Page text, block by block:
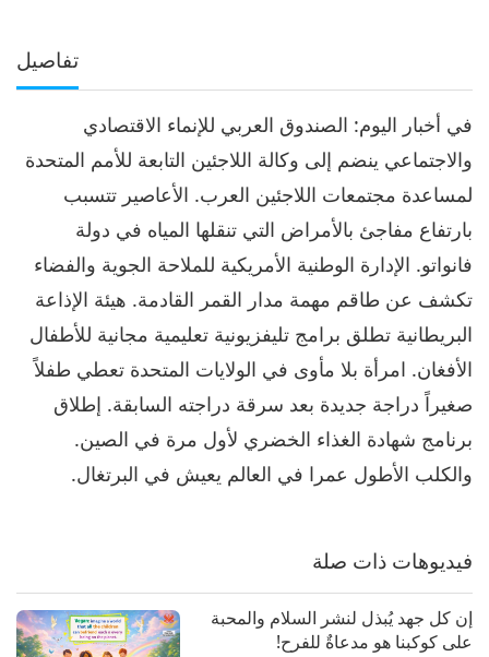
4
أخبار جديرة بالاهتمام 2023-05-04 2532 الآراء
42:20
أخبار جديرة بالاهتمام
أخبار جديرة بالاهتمام 2023-05-05 2998 الآراء
45:33
أخبار جديرة بالاهتمام
أخبار جديرة بالاهتمام 2023-05-06 2291 الآراء
أخبار جديرة بالاهتمام
أخبار جديرة بالاهتمام 2023-05-07 2607الآراء
أخبار جديرة بالاهتمام
تفاصيل
في أخبار اليوم: الصندوق العربي للإنماء الاقتصادي
والاجتماعي ينضم إلى وكالة اللاجئين التابعة للأمم المتحدة
لمساعدة مجتمعات اللاجئين العرب. الأعاصير تتسبب
بارتفاع مفاجئ بالأمراض التي تنقلها المياه في دولة
فانواتو. الإدارة الوطنية الأمريكية للملاحة الجوية والفضاء
تكشف عن طاقم مهمة مدار القمر القادمة. هيئة الإذاعة
البريطانية تطلق برامج تليفزيونية تعليمية مجانية للأطفال
الأفغان. امرأة بلا مأوى في الولايات المتحدة تعطي طفلاً
صغيراً دراجة جديدة بعد سرقة دراجته السابقة. إطلاق
برنامج شهادة الغذاء الخضري لأول مرة في الصين.
والكلب الأطول عمرا في العالم يعيش في البرتغال.
فيديوهات ذات صلة
إن كل جهد يُبذل لنشر السلام والمحبة
على كوكبنا هو مدعاةٌ للفرح!